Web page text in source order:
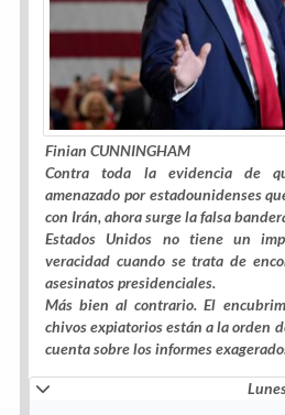
Finian CUNNINGHAM
Contra toda la evidencia de
amenazado por estadounidenses
con Irán, ahora surge la falsa
Estados Unidos no tiene un
veracidad cuando se trata de
asesinatos presidenciales.
Más bien al contrario. El
chivos expiatorios están a la orden
cuenta sobre los informes